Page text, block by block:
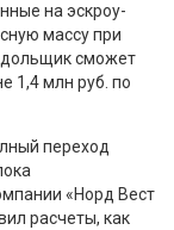
на эскроу-
массу при
дольщик сможет
1,4 млн руб. по
переход
«Норд Вест
расчеты, как